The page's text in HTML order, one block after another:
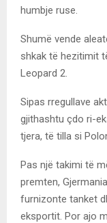
humbje ruse.
Shumë vende
shkak të hezitimit
Leopard 2.
Sipas rregullave
gjithashtu çdo ri-
tjera, të tilla si
Pas një takimi të
premten,
furnizonte tanket
eksportit. Por ajo